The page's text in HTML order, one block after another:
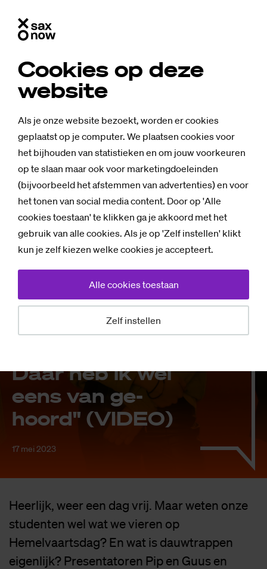
Cookies op deze
website
Als je onze website bezoekt, worden er cookies
geplaatst op je computer. We plaatsen cookies voor
het bijhouden van statistieken en om jouw voorkeuren
op te slaan maar ook voor marketingdoeleinden
(bijvoorbeeld het afstemmen van advertenties) en voor
het tonen van social media content. Door op 'Alle
cookies toestaan' te klikken ga je akkoord met het
gebruik van alle cookies. Als je op 'Zelf instellen' klikt
kun je zelf kiezen welke cookies je accepteert.
Zelf instellen
Alle cookies toestaan
Sax­Praat over
He­mel­vaart:
Daar heb ik wel
eens van ge­
hoord" (VI­DEO)
17 mei 2023
Heerlijk, weer een dag vrij. Maar weten onze
studenten wel wat we vieren op
Hemelvaartsdag? En wat is dauwtrappen
eigenlijk? Presentatoren Pip en Guus en